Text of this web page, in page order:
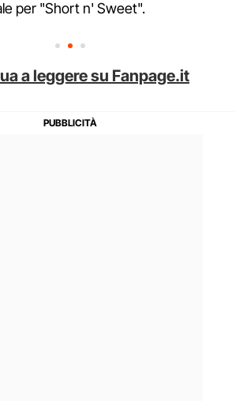
per "Short n' Sweet".
a leggere su Fanpage.it